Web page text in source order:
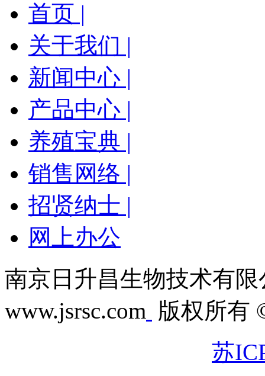
首页 |
关于我们 |
新闻中心 |
产品中心 |
养殖宝典 |
销售网络 |
招贤纳士 |
网上办公
南京日升昌生物技术有
www.jsrsc.com 版权所有
苏